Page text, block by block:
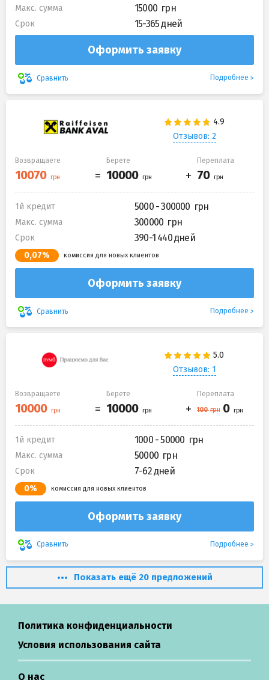
Макс. сумма 15000
Срок 15-365 дней
Оформить заявку
Сравнить Подробнее
Отзывов: 2
Возвращаете Берете Переплата
1й кредит 5000 - 300000
Макс. сумма 300000
Срок 390-1 440 дней
0,07% комиссия для новых клиентов
Оформить заявку
Сравнить Подробнее
Отзывов: 1
Возвращаете Берете Переплата
1й кредит 1000 - 50000
Макс. сумма 50000
Срок 7-62 дней
0% комиссия для новых клиентов
Оформить заявку
Сравнить Подробнее
Показать ещё 20 предложений
Политика конфиденциальности
Условия использования сайта
О нас